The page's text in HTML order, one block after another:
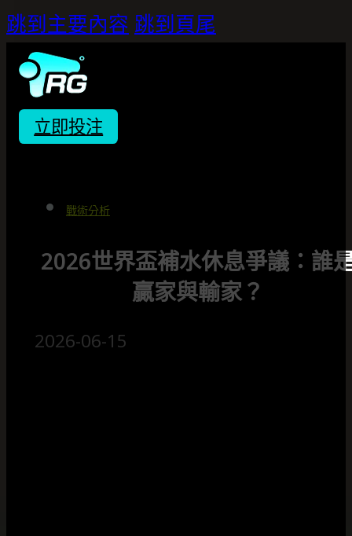
跳到主要內容 跳到頁尾
立即投注
戰術分析
2026世界盃補水休息爭議：誰
贏家與輸家？
2026-06-15